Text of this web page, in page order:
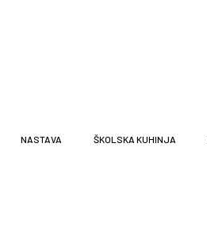
NASTAVA ŠKOLSKA KUHINJA